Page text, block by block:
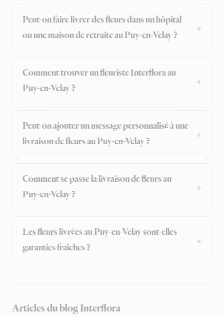
Peut-on faire livrer des fleurs dans un hôpital
ou une maison de retraite au Puy-en-Velay ?
Comment trouver un fleuriste Interflora au
Puy-en-Velay ?
Peut-on ajouter un message personnalisé à une
livraison de fleurs au Puy-en-Velay ?
Comment se passe la livraison de fleurs au
Puy-en-Velay ?
Les fleurs livrées au Puy-en-Velay sont-elles
garanties fraîches ?
Articles du blog Interflora